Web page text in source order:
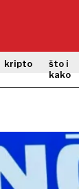
kripto
što i
kako